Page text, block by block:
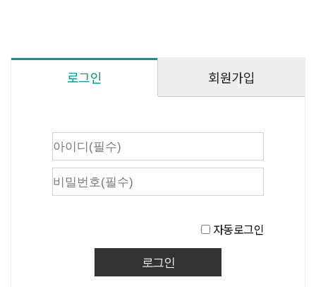
로그인 회원가입
자동로그인